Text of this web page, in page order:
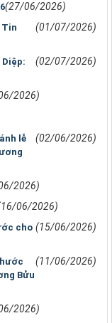
(27/06/2026)
Tin
(01/07/2026)
(02/07/2026)
2026)
lễ
(02/06/2026)
2026)
06/2026)
cho (15/06/2026)
Bửu
(11/06/2026)
2026)